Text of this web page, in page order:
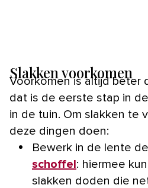
Slakken voorkomen
Voorkomen is altijd beter
dat is de eerste stap in
in de tuin. Om slakken te
deze dingen doen:
Bewerk in de lente
schoffel: hiermee
slakken doden die